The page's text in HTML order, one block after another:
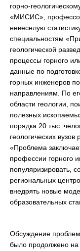
горно-
«МИСИС»,
невеселую
специальностям
геологической
процессы горного
данные по
горных инженеров
направлениям. По
области геологии,
полезных
порядка 20 тыс.
геологических
«Проблема
профессии горного
популяризировать,
региональных
внедрять новые
образовательных
Обсуждение проблем
было продолжено на